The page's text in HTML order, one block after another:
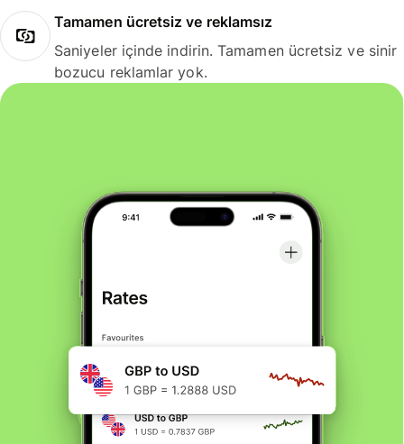
Tamamen ücretsiz ve reklamsız
Saniyeler içinde indirin. Tamamen ücretsiz ve sinir
bozucu reklamlar yok.